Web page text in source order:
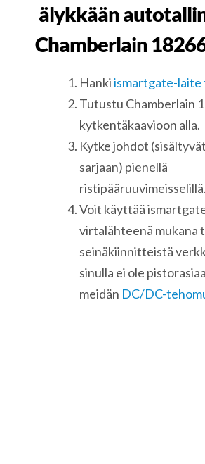
älykkään
Chamberlain
Hankiismartgate-laite
Tutustu Chamberlain
kytkentäkaavioon alla.
Kytke johdot
sarjaan) pienellä
ristipääruuvimeisselillä.
Voit käyttää
virtalähteenä mukana
seinäkiinnitteistä
sinulla ei ole
meidän DC/DC-